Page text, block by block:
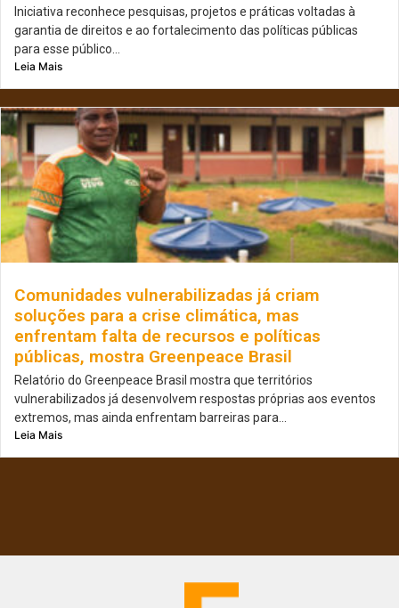
Iniciativa reconhece pesquisas, projetos e práticas voltadas à
garantia de direitos e ao fortalecimento das políticas públicas
para esse público...
Leia Mais
Comunidades vulnerabilizadas já criam
soluções para a crise climática, mas
enfrentam falta de recursos e políticas
públicas, mostra Greenpeace Brasil
Relatório do Greenpeace Brasil mostra que territórios
vulnerabilizados já desenvolvem respostas próprias aos eventos
extremos, mas ainda enfrentam barreiras para...
Leia Mais